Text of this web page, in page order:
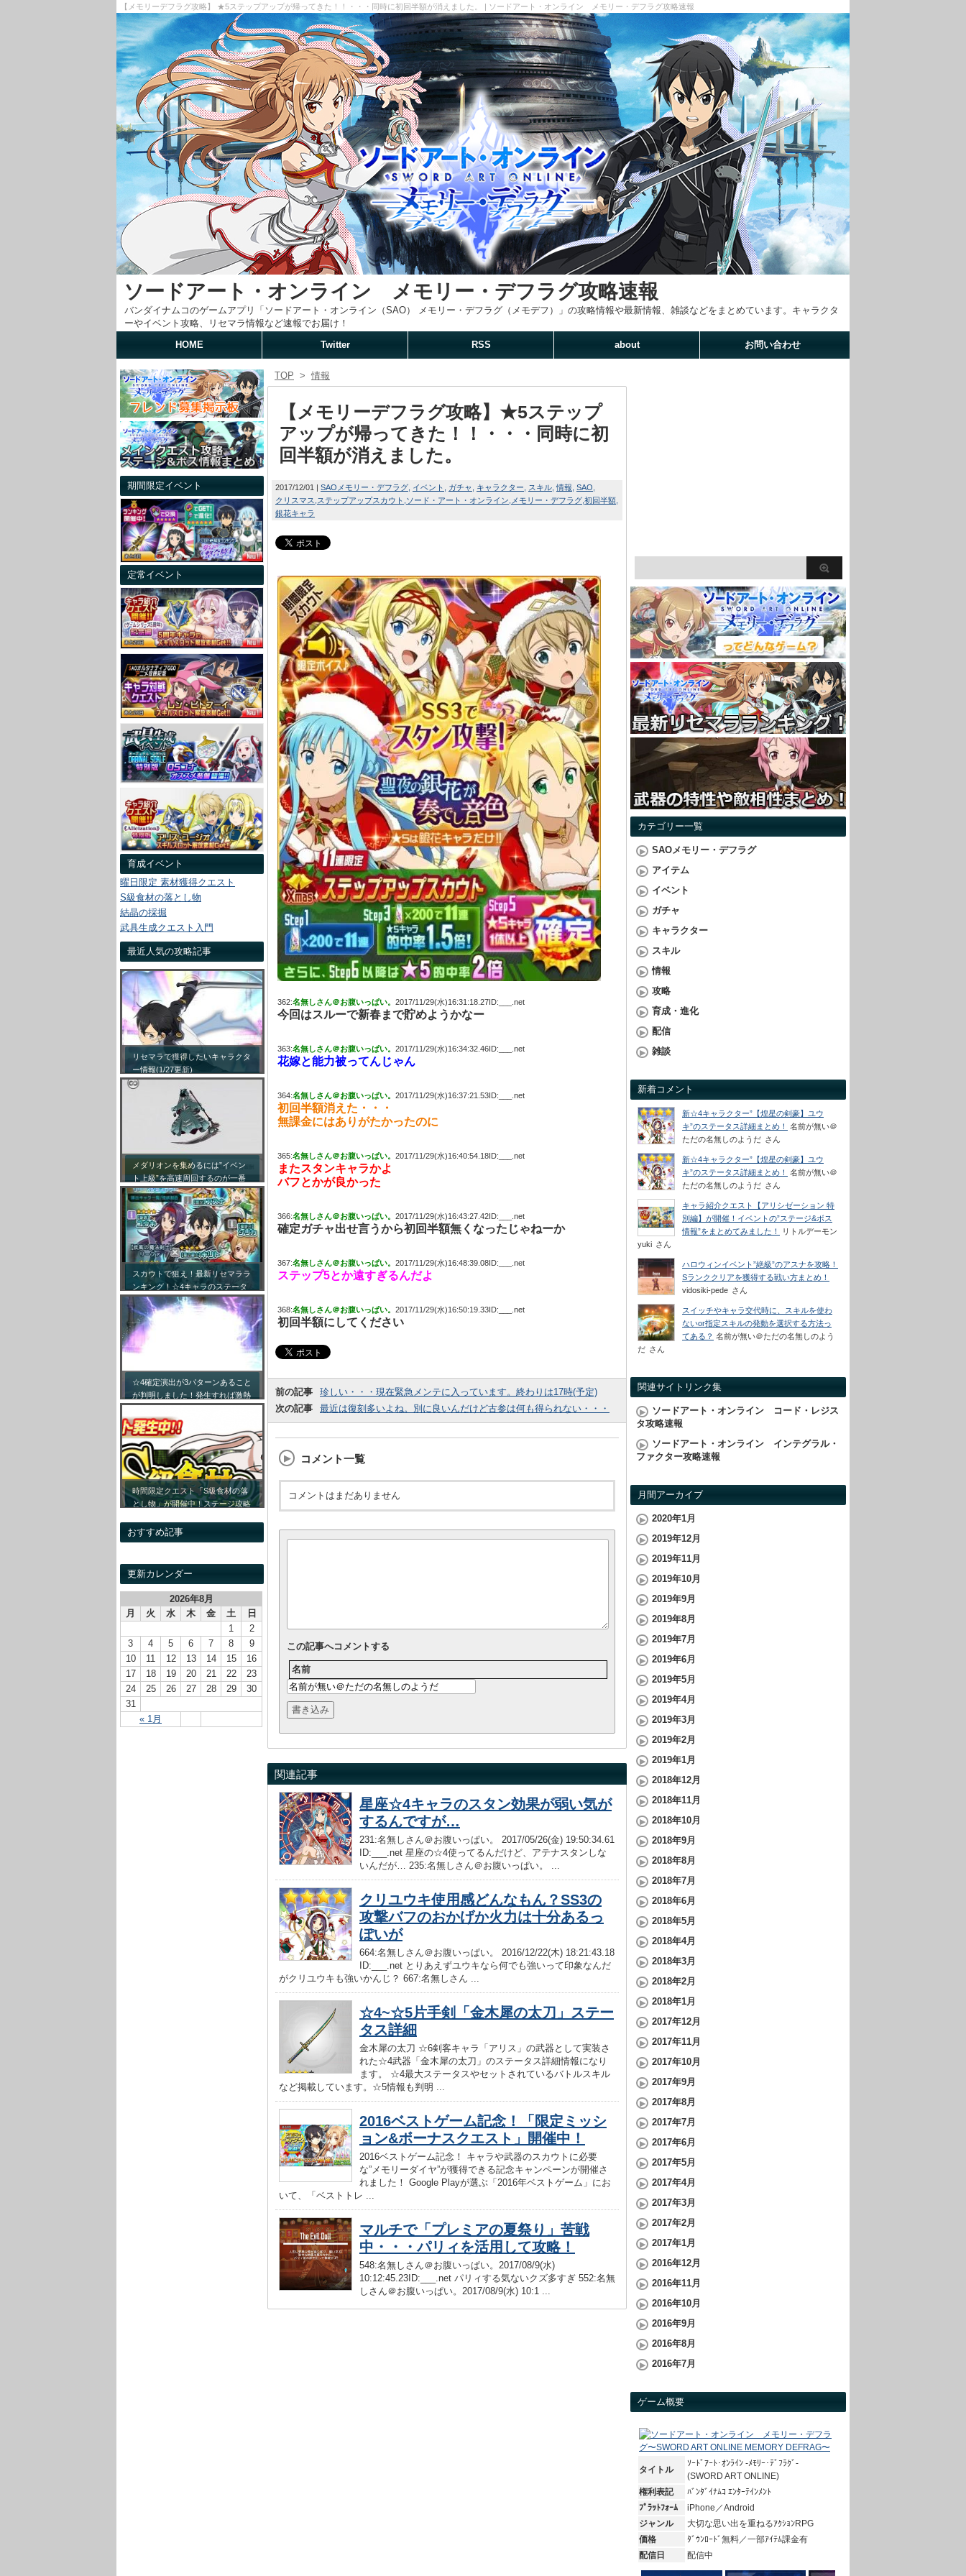
【メモリーデフラグ攻略】 ★5ステップアップが帰ってきた！！・・・同時に初回半額が消えました。 | ソードアート・オンライン メモリー・デフラグ攻略速報
ソードアート・オンライン メモリー・デフラグ攻略速報
バンダイナムコのゲームアプリ「ソードアート・オンライン（SAO） メモリー・デフラグ（メモデフ）」の攻略情報や最新情報、雑談などをまとめています。キャラクタ
ーやイベント攻略、リセマラ情報など速報でお届け！
HOME
Twitter RSS about お問い合わせ
期間限定イベント
定常イベント
育成イベント
曜日限定 素材獲得クエスト
S級食材の落とし物
結晶の採掘
武具生成クエスト入門
最近人気の攻略記事
リセマラで獲得したいキャラクタ
ー情報(1/27更新)
メダリオンを集めるには”イベン
ト上級”を高速周回するのが一番
効率が良い模様！
スカウトで狙え！最新リセマララ
ンキング！☆4キャラのステータ
ス詳細まとめ！【最新キャラ対応
リセマラ】
☆4確定演出が3パターンあること
が判明しました！発生すれば激熱
です！！
時間限定クエスト「S級食材の落
とし物」が開催中！ステージ攻略
した！
おすすめ記事
更新カレンダー
2026年8月
月
火 水 木 金 土 日
« 1月
1
2
3
4 5 6 7 8
9
10
11 12 13 14 15
16
17
18 19 20 21 22
23
24
25 26 27 28 29
30
31
TOP > 情報
【メモリーデフラグ攻略】★5ステップ
アップが帰ってきた！！・・・同時に初
回半額が消えました。
2017/12/01 SAOメモリー・デフラグ イベント ガチャ キャラクター スキル 情報 SAO
クリスマス ステップアップスカウト ソード・アート・オンライン メモリー・デフラグ 初回半額
銀花キャラ
362:名無しさん＠お腹いっぱい。 2017/11/29(水)16:31:18.27ID:___.net
今回はスルーで新春まで貯めようかなー
363:名無しさん＠お腹いっぱい。 2017/11/29(水)16:34:32.46ID:___.net
花嫁と能力被ってんじゃん
364:名無しさん＠お腹いっぱい。 2017/11/29(水)16:37:21.53ID:___.net
初回半額消えた・・・
無課金にはありがたかったのに
365:名無しさん＠お腹いっぱい。 2017/11/29(水)16:40:54.18ID:___.net
またスタンキャラかよ
バフとかが良かった
366:名無しさん＠お腹いっぱい。 2017/11/29(水)16:43:27.42ID:___.net
確定ガチャ出せ言うから初回半額無くなったじゃねーか
367:名無しさん＠お腹いっぱい。 2017/11/29(水)16:48:39.08ID:___.net
ステップ5とか遠すぎるんだよ
368:名無しさん＠お腹いっぱい。 2017/11/29(水)16:50:19.33ID:___.net
初回半額にしてください
前の記事
珍しい・・・現在緊急メンテに入っています。終わりは17時(予定)
次の記事
最近は復刻多いよね。別に良いんだけど古参は何も得られない・・・
コメント一覧
コメントはまだありません
この記事へコメントする
名前
関連記事
星座☆4キャラのスタン効果が弱い気が
するんですが…
231:名無しさん＠お腹いっぱい。 2017/05/26(金) 19:50:34.61
ID:___.net 星座の☆4使ってるんだけど、アテナスタンしな
いんだが… 235:名無しさん＠お腹いっぱい。 ...
クリユウキ使用感どんなもん？SS3の
攻撃バフのおかげか火力は十分あるっ
ぽいが
664:名無しさん＠お腹いっぱい。 2016/12/22(木) 18:21:43.18
ID:___.net とりあえずユウキなら何でも強いって印象なんだ
がクリユウキも強いかんじ？ 667:名無しさん ...
☆4~☆5片手剣「金木犀の太刀」ステー
タス詳細
金木犀の太刀 ☆6剣客キャラ「アリス」の武器として実装さ
れた☆4武器「金木犀の太刀」のステータス詳細情報になり
ます。 ☆4最大ステータスやセットされているバトルスキル
など掲載しています。☆5情報も判明 ...
2016ベストゲーム記念！「限定ミッシ
ョン&ボーナスクエスト」開催中！
2016ベストゲーム記念！ キャラや武器のスカウトに必要
な”メモリーダイヤ”が獲得できる記念キャンペーンが開催さ
れました！ Google Playが選ぶ「2016年ベストゲーム」にお
いて、「ベストトレ ...
マルチで「プレミアの夏祭り」苦戦
中・・・パリィを活用して攻略！
548:名無しさん＠お腹いっぱい。2017/08/9(水)
10:12:45.23ID:___.net パリィする気ないクズ多すぎ 552:名無
しさん＠お腹いっぱい。2017/08/9(水) 10:1 ...
カテゴリー一覧
SAOメモリー・デフラグ
アイテム
イベント
ガチャ
キャラクター
スキル
情報
攻略
育成・進化
配信
雑談
新着コメント
新☆4キャラクター”【煌星の剣豪】ユウ
キ”のステータス詳細まとめ！
名前が無い＠
ただの名無しのようだ さん
新☆4キャラクター”【煌星の剣豪】ユウ
キ”のステータス詳細まとめ！
名前が無い＠
ただの名無しのようだ さん
キャラ紹介クエスト【アリシゼーション 特
別編】が開催！イベントの”ステージ&ボス
情報”をまとめてみました！
リトルデーモン
yuki さん
ハロウィンイベント”絶級”のアスナを攻略！
Sランククリアを獲得する戦い方まとめ！
vidosiki-pede さん
スイッチやキャラ交代時に、スキルを使わ
ないor指定スキルの発動を選択する方法っ
てある？ 名前が無い＠ただの名無しのよう
だ さん
関連サイトリンク集
ソードアート・オンライン コード・レジス
タ攻略速報
ソードアート・オンライン インテグラル・
ファクター攻略速報
月間アーカイブ
2020年1月
2019年12月
2019年11月
2019年10月
2019年9月
2019年8月
2019年7月
2019年6月
2019年5月
2019年4月
2019年3月
2019年2月
2019年1月
2018年12月
2018年11月
2018年10月
2018年9月
2018年8月
2018年7月
2018年6月
2018年5月
2018年4月
2018年3月
2018年2月
2018年1月
2017年12月
2017年11月
2017年10月
2017年9月
2017年8月
2017年7月
2017年6月
2017年5月
2017年4月
2017年3月
2017年2月
2017年1月
2016年12月
2016年11月
2016年10月
2016年9月
2016年8月
2016年7月
ゲーム概要
タイトル
ｿｰﾄﾞｱｰﾄ･ｵﾝﾗｲﾝ -ﾒﾓﾘｰ･ﾃﾞﾌﾗｸﾞ-
(SWORD ART ONLINE)
権利表記
ﾊﾞﾝﾀﾞｲﾅﾑｺ ｴﾝﾀｰﾃｲﾝﾒﾝﾄ
ﾌﾟﾗｯﾄﾌｫｰﾑ
iPhone／Android
ジャンル
大切な思い出を重ねるｱｸｼｮﾝRPG
価格
ﾀﾞｳﾝﾛｰﾄﾞ無料／一部ｱｲﾃﾑ課金有
配信日
配信中